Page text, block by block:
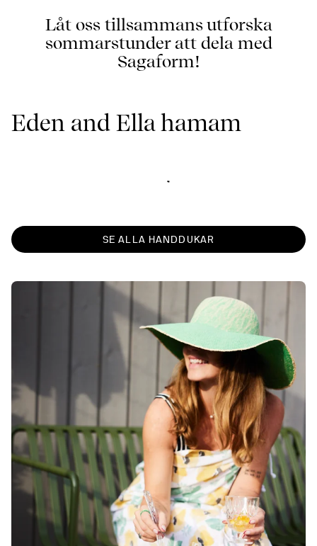
Låt oss tillsammans utforska
sommarstunder att dela med
Sagaform!
Eden and Ella hamam
SE ALLA HANDDUKAR